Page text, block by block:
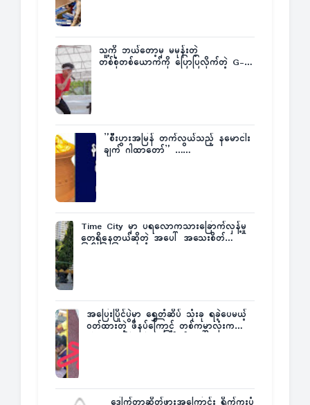
သူ့ကို ဘယ်တော့မှ မမုန်းတဲ့
တစ်စုံတစ်ယောက်ကို ပြောပြလိုက်တဲ့ G-
”စီးပွားအမြန် တက်လွယ်သည့် နမောငါး
ချက် ဂါထာတော်” ……
Time City မှာ ပရလောကသားခြောက်လှန့်မှု
တွေရှိနေတယ်ဆိုတဲ့ အပေါ် အသေးစိတ်
အပြေးပြိုင်ပွဲမှာ ရွှေတံဆိပ် သုံးခု ရခဲ့ပေမယ့်
ဝတ်ထားတဲ့ ဖိနပ်ကြောင့် တစ်ကမ္ဘာလုံးက